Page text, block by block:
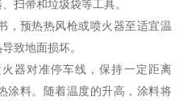
扫帚和垃圾袋等工具。
，预热热风枪或喷火器至适宜温
致地面损坏。
器对准停车线，保持一定距离
涂料。随着温度的升高，涂料将